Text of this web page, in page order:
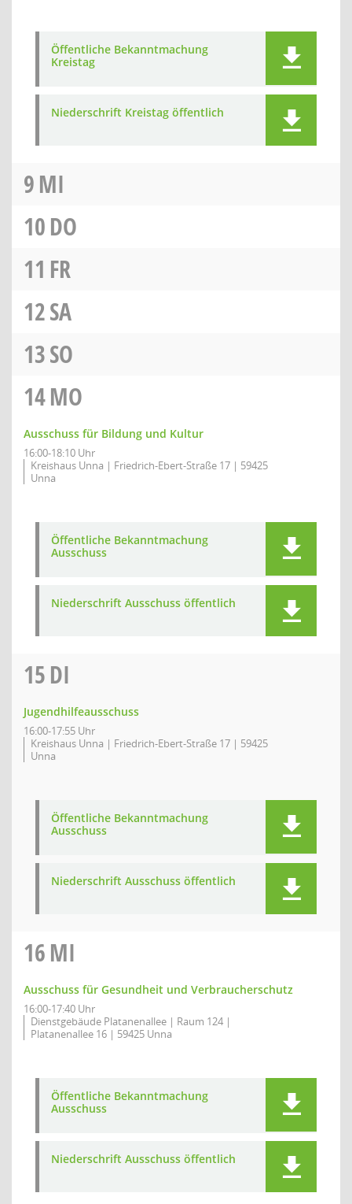
Öffentliche Bekanntmachung
Kreistag
Niederschrift Kreistag öffentlich
9MI
10DO
11 FR
12SA
13SO
14MO
Ausschuss für Bildung und Kultur
16:00-18:10 Uhr
Kreishaus Unna | Friedrich-Ebert-Straße 17 | 59425
Unna
Öffentliche Bekanntmachung
Ausschuss
Niederschrift Ausschuss öffentlich
15DI
Jugendhilfeausschuss
16:00-17:55 Uhr
Kreishaus Unna | Friedrich-Ebert-Straße 17 | 59425
Unna
Öffentliche Bekanntmachung
Ausschuss
Niederschrift Ausschuss öffentlich
16MI
Ausschuss für Gesundheit und Verbraucherschutz
16:00-17:40 Uhr
Dienstgebäude Platanenallee | Raum 124 |
Platanenallee 16 | 59425 Unna
Öffentliche Bekanntmachung
Ausschuss
Niederschrift Ausschuss öffentlich